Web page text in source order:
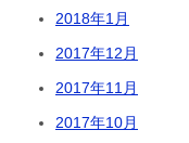
2018年1月
2017年12月
2017年11月
2017年10月